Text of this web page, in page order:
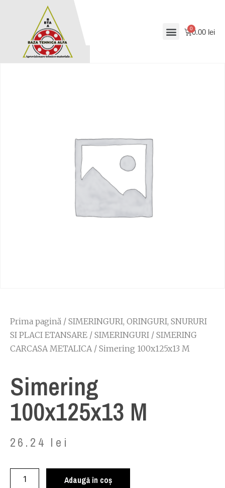
0.00 lei
Prima pagină / SIMERINGURI, ORINGURI, SNURURI
SI PLACI ETANSARE / SIMERINGURI / SIMERING
CARCASA METALICA/ Simering 100x125x13 M
Simering
100x125x13 M
26.24 lei
Adaugă în coș